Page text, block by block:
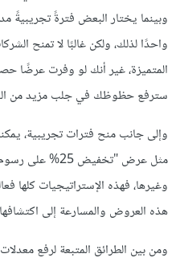
واحدًا لذلك، ولكن غالبًا لا تمنح
المتميزة، غير أنك لو وفرت عرضًا
سترفع حظوظك في جلب مزيد من
وإلى جانب منح فترات تجريبية،
مثل عرض "تخفيض
وغيرها، فهذه الإستراتيجيات كلها
هذه العروض والمسارعة إلى
ومن بين الطرائق المتبعة لرفع